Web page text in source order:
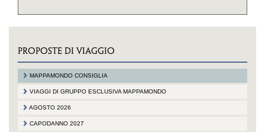
PROPOSTE DI VIAGGIO
MAPPAMONDO CONSIGLIA
VIAGGI DI GRUPPO ESCLUSIVA MAPPAMONDO
AGOSTO 2026
CAPODANNO 2027